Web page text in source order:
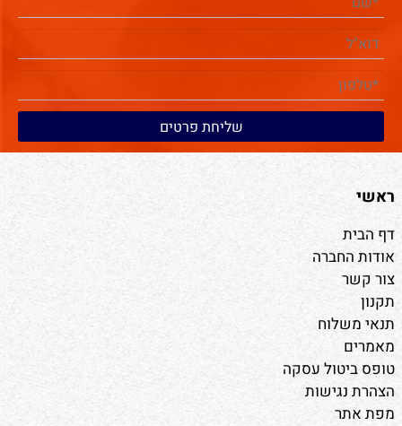
ראשי
דף הבית
אודות החברה
צור קשר
תקנון
תנאי משלוח
מאמרים
טופס ביטול עסקה
הצהרת נגישות
מפת אתר